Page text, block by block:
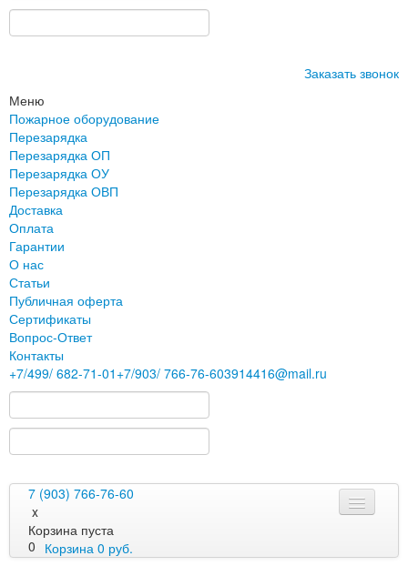
Заказать звонок
Меню
Пожарное оборудование
Перезарядка
Перезарядка ОП
Перезарядка ОУ
Перезарядка ОВП
Доставка
Оплата
Гарантии
О нас
Статьи
Публичная оферта
Сертификаты
Вопрос-Ответ
Контакты
+7/499/ 682-71-01 +7/903/ 766-76-603914416@mail.ru
7 (903) 766-76-60
x
Корзина пуста
0 Корзина 0 руб.